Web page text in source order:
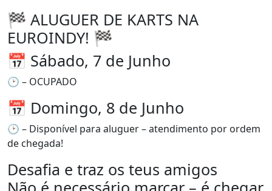
🏁 ALUGUER DE KARTS NA
EUROINDY! 🏁
📅 Sábado, 7 de Junho
🕑 – OCUPADO
📅 Domingo, 8 de Junho
🕑 – Disponível para aluguer – atendimento por ordem
de chegada!
Desafia e traz os teus amigos